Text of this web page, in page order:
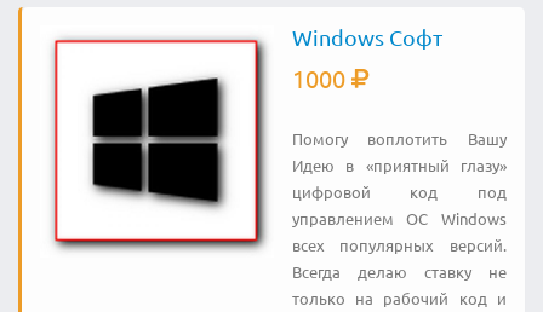
Windows Софт
1000
Помогу воплотить Вашу
Идею в «приятный глазу»
цифровой код под
управлением ОС Windows
всех популярных версий.
Всегда делаю ставку не
только на рабочий код и